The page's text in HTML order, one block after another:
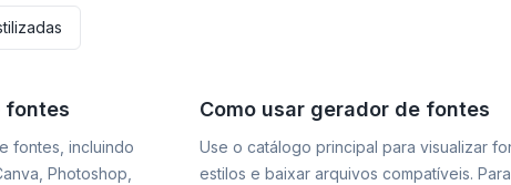
fontes
fontes, incluindo
Photoshop,
Como usar gerador de fontes
Use o catálogo principal para visualizar
estilos e baixar arquivos compatíveis.